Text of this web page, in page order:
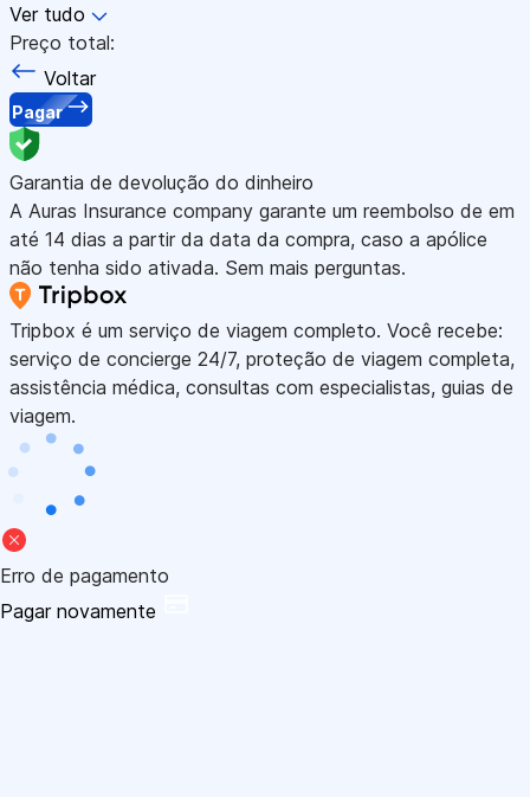
Ver tudo
Preço total:
Voltar
Pagar
Garantia de devolução do dinheiro
A Auras Insurance company garante um reembolso de em
até 14 dias a partir da data da compra, caso a apólice
não tenha sido ativada. Sem mais perguntas.
Tripbox é um serviço de viagem completo. Você recebe:
serviço de concierge 24/7, proteção de viagem completa,
assistência médica, consultas com especialistas, guias de
viagem.
Erro de pagamento
Pagar novamente